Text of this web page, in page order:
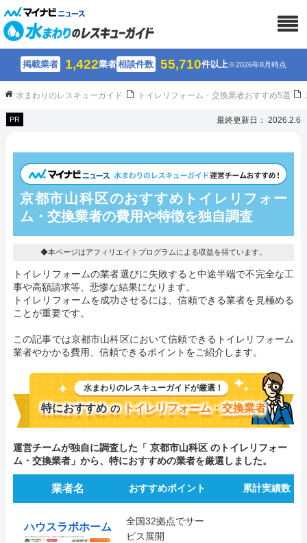
掲載業者 1,422業者相談件数 55,710件以上※2026年8月時点
水まわりのレスキューガイド トイレリフォーム・交換業者おすすめ5選
PR 最終更新日： 2026.2.6
京都市山科区のおすすめトイレリフォー
ム・交換業者の費用や特徴を独自調査
◆本ページはアフィリエイトプログラムによる収益を得ています。
トイレリフォームの業者選びに失敗すると中途半端で不完全な工
事や高額請求等、悲惨な結果になります。
トイレリフォームを成功させるには、信頼できる業者を見極める
ことが重要です。
この記事では京都市山科区において信頼できるトイレリフォーム
業者やかかる費用、信頼できるポイントをご紹介します。
水まわりのレスキューガイドが厳選！
特におすすめ の トイレリフォーム・交換業者
運営チームが独自に調査した「 京都市山科区 のトイレリフォー
ム・交換業者」から、特におすすめの業者を厳選しました。
業者名 おすすめポイント 累計実績数
ハウスラボホーム
全国32拠点でサー
ビス展開